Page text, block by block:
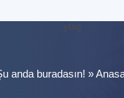
ytag
anda buradasın! »